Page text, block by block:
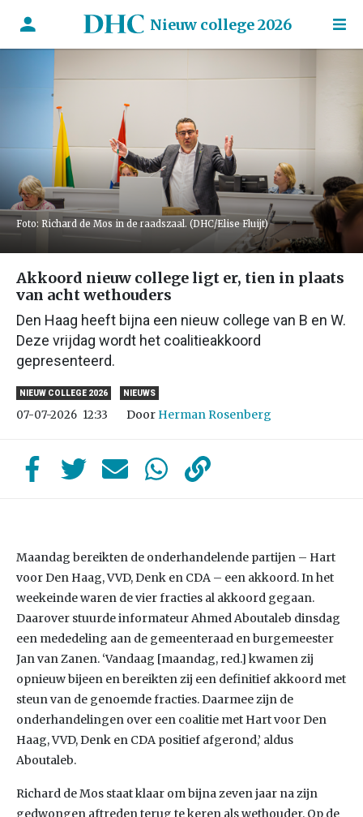
Nieuw college 2026
Foto: Richard de Mos in de raadszaal. (DHC/Elise Fluijt)
Akkoord nieuw college ligt er, tien in plaats
van acht wethouders
Den Haag heeft bijna een nieuw college van B en W.
Deze vrijdag wordt het coalitieakkoord
gepresenteerd.
NIEUW COLLEGE 2026 NIEUWS
07-07-2026 12:33 Door Herman Rosenberg
Maandag bereikten de onderhandelende partijen – Hart
voor Den Haag, VVD, Denk en CDA – een akkoord. In het
weekeinde waren de vier fracties al akkoord gegaan.
Daarover stuurde informateur Ahmed Aboutaleb dinsdag
een mededeling aan de gemeenteraad en burgemeester
Jan van Zanen. ‘Vandaag [maandag, red.] kwamen zij
opnieuw bijeen en bereikten zij een definitief akkoord met
steun van de genoemde fracties. Daarmee zijn de
onderhandelingen over een coalitie met Hart voor Den
Haag, VVD, Denk en CDA positief afgerond,’ aldus
Aboutaleb.
Richard de Mos staat klaar om bijna zeven jaar na zijn
gedwongen aftreden terug te keren als wethouder. Op de